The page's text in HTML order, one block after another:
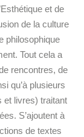
et de
de la culture
philosophique
Tout cela a
rencontres, de
qu’à plusieurs
et livres) traitant
S’ajoutent à
de textes